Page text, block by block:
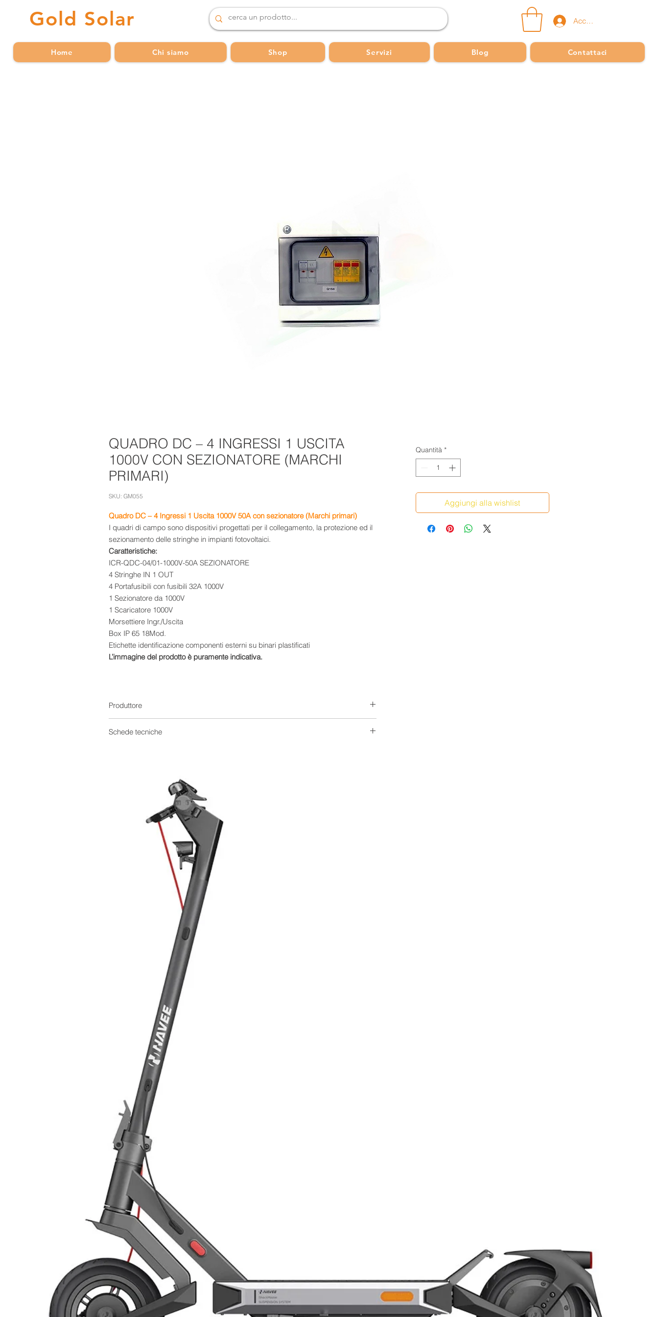
Gold Solar Accedi
Home Chi siamo Shop Servizi Blog Contattaci
QUADRO DC – 4 INGRESSI 1 USCITA
1000V CON SEZIONATORE (MARCHI
PRIMARI)
SKU: GM055
Quadro DC – 4 Ingressi 1 Uscita 1000V 50A con sezionatore (Marchi primari)
I quadri di campo sono dispositivi progettati per il collegamento, la protezione ed il
sezionamento delle stringhe in impianti fotovoltaici.
Caratteristiche:
ICR-QDC-04/01-1000V-50A SEZIONATORE
4 Stringhe IN 1 OUT
4 Portafusibili con fusibili 32A 1000V
1 Sezionatore da 1000V
1 Scaricatore 1000V
Morsettiere Ingr./Uscita
Box IP 65 18Mod.
Etichette identificazione componenti esterni su binari plastificati
L’immagine del prodotto è puramente indicativa.
Produttore
Schede tecniche
Quantità *
Aggiungi alla wishlist